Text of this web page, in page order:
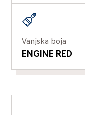
Vanjska boja
ENGINE RED